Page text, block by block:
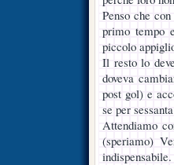
Penso che
primo tempo
piccolo
Il resto lo
doveva
post gol) e
se per
Attendiamo
(speriamo)
indispensabile.